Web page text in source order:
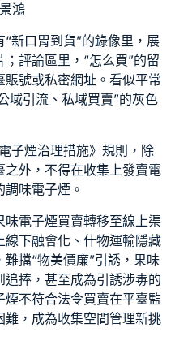
鴻
新口胃到貨”的錄像里，展
評論區里，“怎么買”的留
號或私密網址。看似平常
域引流、私域買賣”的灰色
子煙治理措施》規則，除
外，不得在收集上發賣電
味電子煙。
電子煙買賣轉移至線上渠
下融會化、什物運輸隱藏
擋“物美價廉”引誘，果味
捧，甚至成為引誘涉毒的
不符合法令買賣在平臺監
，成為收集空間管理新挑